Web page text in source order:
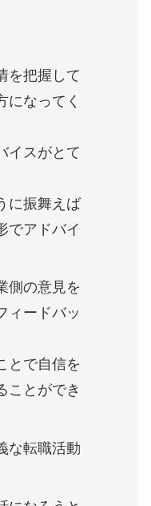
を把握して
になってく
イスがとて
に振舞えば
でアドバイ
側の意見を
ィードバッ
とで自信を
ことができ
な転職活動